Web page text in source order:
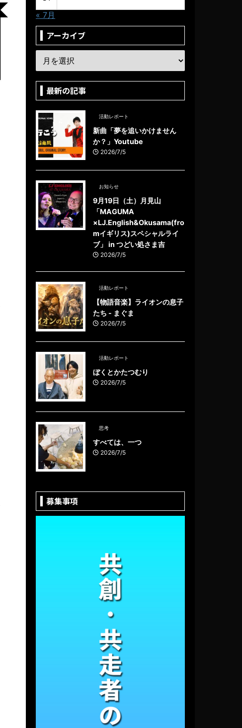
« 7月
アーカイブ
最新の記事
活動レポート
新曲「夢を追いかけません
か？」Youtube
2026/7/5
お知らせ
9月19日（土）月見山
「MAGUMA
×LJ.English&Okusama(fro
mイギリス)スペシャルライ
ブ」 in つどい処さま吉
2026/7/5
活動レポート
【物語音楽】ライオンの息子
たち - まぐま
2026/7/5
活動レポート
ぼくとかたつむり
2026/7/5
思考
すべては、一つ
2026/7/5
募集事項